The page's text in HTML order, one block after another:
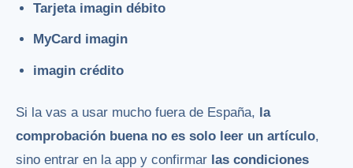
Tarjeta imagin débito
MyCard imagin
imagin crédito
Si la vas a usar mucho fuera de España, la
comprobación buena no es solo leer un artículo,
sino entrar en la app y confirmar las condiciones